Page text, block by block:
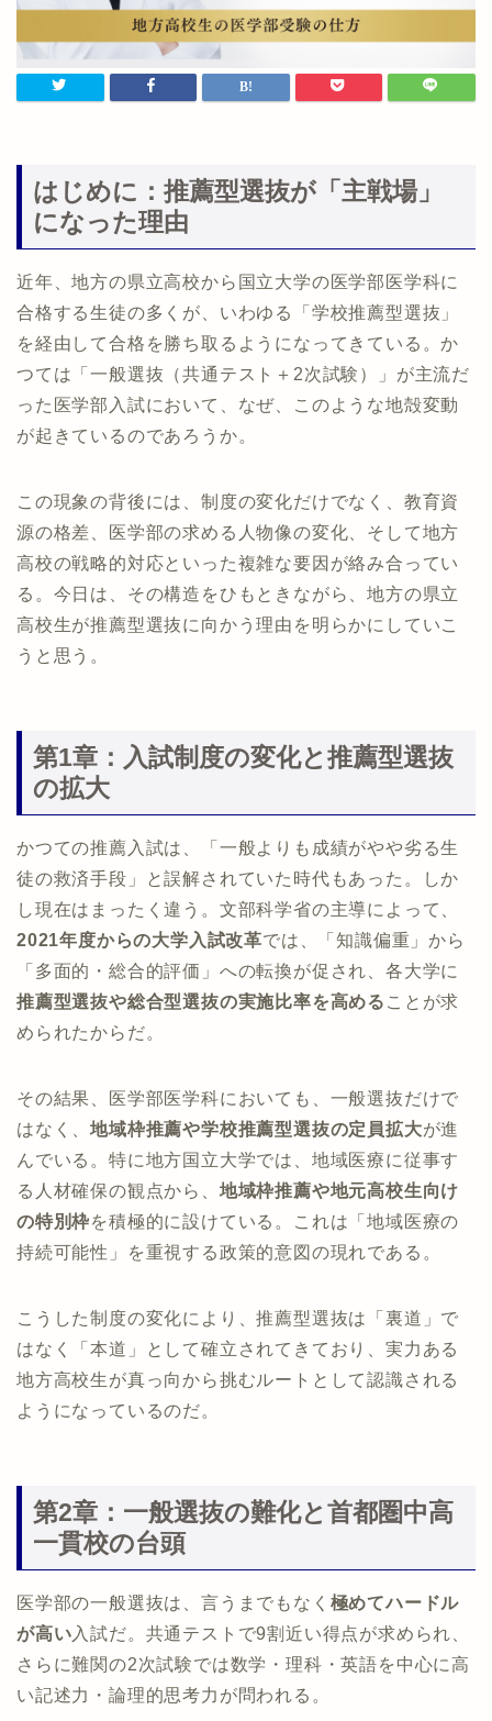
はじめに：推薦型選抜が「主戦場」
になった理由
近年、地方の県立高校から国立大学の医学部医学科に
合格する生徒の多くが、いわゆる「学校推薦型選抜」
を経由して合格を勝ち取るようになってきている。か
つては「一般選抜（共通テスト＋2次試験）」が主流だ
った医学部入試において、なぜ、このような地殻変動
が起きているのであろうか。
この現象の背後には、制度の変化だけでなく、教育資
源の格差、医学部の求める人物像の変化、そして地方
高校の戦略的対応といった複雑な要因が絡み合ってい
る。今日は、その構造をひもときながら、地方の県立
高校生が推薦型選抜に向かう理由を明らかにしていこ
うと思う。
第1章：入試制度の変化と推薦型選抜
の拡大
かつての推薦入試は、「一般よりも成績がやや劣る生
徒の救済手段」と誤解されていた時代もあった。しか
し現在はまったく違う。文部科学省の主導によって、
2021年度からの大学入試改革では、「知識偏重」から
「多面的・総合的評価」への転換が促され、各大学に
推薦型選抜や総合型選抜の実施比率を高める ことが求
められたからだ。
その結果、医学部医学科においても、一般選抜だけで
はなく、地域枠推薦や学校推薦型選抜の定員拡大が進
んでいる。特に地方国立大学では、地域医療に従事す
る人材確保の観点から、 地域枠推薦や地元高校生向け
の特別枠を積極的に設けている。これは「地域医療の
持続可能性」を重視する政策的意図の現れである。
こうした制度の変化により、推薦型選抜は「裏道」で
はなく「本道」として確立されてきており、実力ある
地方高校生が真っ向から挑むルートとして認識される
ようになっているのだ。
第2章：一般選抜の難化と首都圏中高
一貫校の台頭
医学部の一般選抜は、言うまでもなく 極めてハードル
が高い入試だ。共通テストで9割近い得点が求められ、
さらに難関の2次試験では数学・理科・英語を中心に高
い記述力・論理的思考力が問われる。